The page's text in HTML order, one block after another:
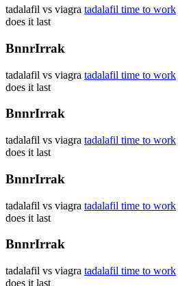
tadalafil vs viagra tadalafil time to work
does it last
BnnrIrrak
tadalafil vs viagra tadalafil time to work
does it last
BnnrIrrak
tadalafil vs viagra tadalafil time to work
does it last
BnnrIrrak
tadalafil vs viagra tadalafil time to work
does it last
BnnrIrrak
tadalafil vs viagra tadalafil time to work
does it last